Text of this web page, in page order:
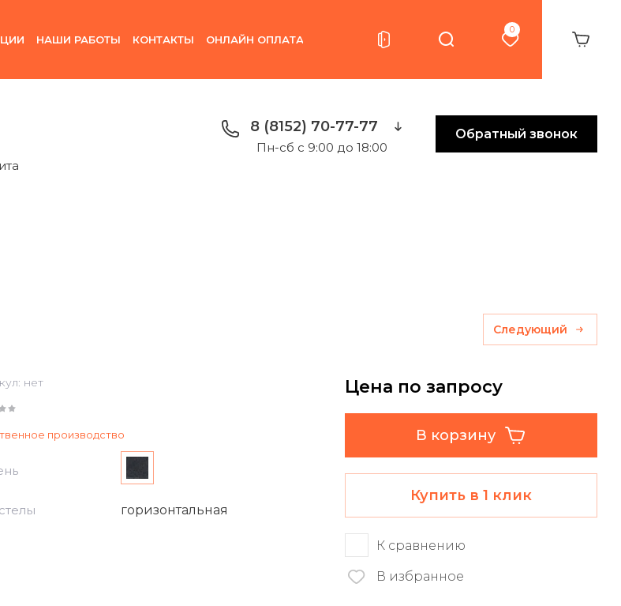
НАШИ РАБОТЫ КОНТАКТЫ ОНЛАЙН ОПЛАТА
0
8 (8152) 70-77-77
Пн-сб с 9:00 до 18:00
Обратный звонок
Следующий
нет
производство
горизонтальная
Цена по запросу
В корзину
Купить в 1 клик
К сравнению
В избранное